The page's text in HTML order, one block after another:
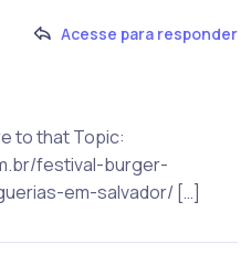
Acesse para responder
to that Topic:
festival-burger-
em-salvador/ […]